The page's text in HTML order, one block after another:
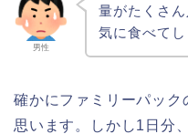
男性
量がたくさ
気に食べて
確かにファミリーパック
思います。しかし1日分